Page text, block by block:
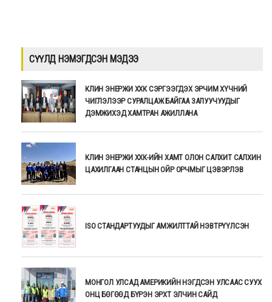
СҮҮЛД НЭМЭГДСЭН МЭДЭЭ
КЛИН ЭНЕРЖИ ХХК СЭРГЭЭГДЭХ ЭРЧИМ ХҮЧНИЙ
ЧИГЛЭЛЭЭР СУРАЛЦАЖ БАЙГАА ЗАЛУУЧУУДЫГ
ДЭМЖИХЭД ХАМТРАН АЖИЛЛАНА
КЛИН ЭНЕРЖИ ХХК-ИЙН ХАМТ ОЛОН САЛХИТ САЛХИН
ЦАХИЛГААН СТАНЦЫН ОЙР ОРЧМЫГ ЦЭВЭРЛЭВ
ISO СТАНДАРТУУДЫГ АМЖИЛТТАЙ НЭВТРҮҮЛСЭН
МОНГОЛ УЛСАД АМЕРИКИЙН НЭГДСЭН УЛСААС СУУХ
ОНЦ БӨГӨӨД БҮРЭН ЭРХТ ЭЛЧИН САЙД